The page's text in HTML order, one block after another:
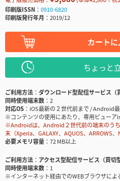
印刷版ISSN
0910-6820
印刷版発行年月
2019/12
カートに
ちょっと
ご利用方法
ダウンロード型配信サービス（
同時使用端末数
2
対応OS
iOS最新の２世代前まで / Android
※コンテンツの使用にあたり、専用ビューア
※Androidは、Android２世代前の端末のう
末（Xperia、GALAXY、AQUOS、ARROWS
必要メモリ容量
72 MB以上
ご利用方法
アクセス型配信サービス（買切
同時使用端末数
1
※インターネット経由でのWEBブラウザによ